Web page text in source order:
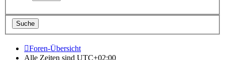
Foren-Übersicht
Alle Zeiten sind UTC+02:00